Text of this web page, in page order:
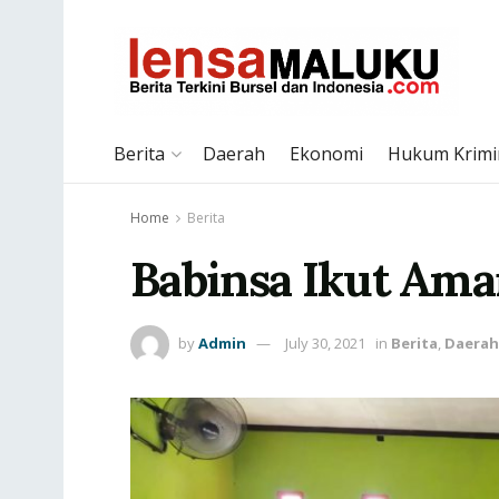
Berita Daerah Ekonomi Hukum
Home Berita
Babinsa Ikut
byAdmin July 30, 2021 in Berita, Daerah